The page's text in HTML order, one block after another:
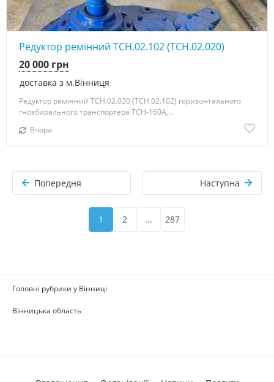
Редуктор ремінний ТСН.02.102 (ТСН.02.020)
доставка з м.Вінниця
20 000 грн
Редуктор ремінний ТСН.02.020 (ТСН.02.102) горизонтального
гнозбирального транспортера ТСН-160А,...
Вчора
Попередня Наступна
1 2 ... 287
Головні рубрики у Вінниці
Вінницька область